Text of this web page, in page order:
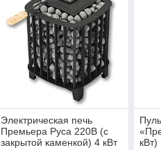
Электрическая печь
Премьера Руса 220В (с
закрытой каменкой) 4 кВт
кВт)